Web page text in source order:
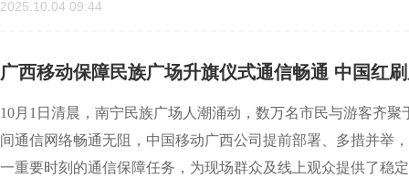
2025.10.04 09:44
广西移动保障民族广场升旗仪式通信畅通 中国红
10月1日清晨，南宁民族广场人潮涌动，数万名市民与游客齐
间通信网络畅通无阻，中国移动广西公司提前部署、多措并举
一重要时刻的通信保障任务，为现场群众及线上观众提供了